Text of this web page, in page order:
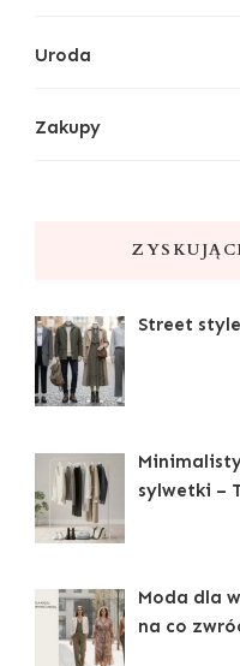
Uroda
Zakupy
Street
sylwetki –
Moda dla
na co